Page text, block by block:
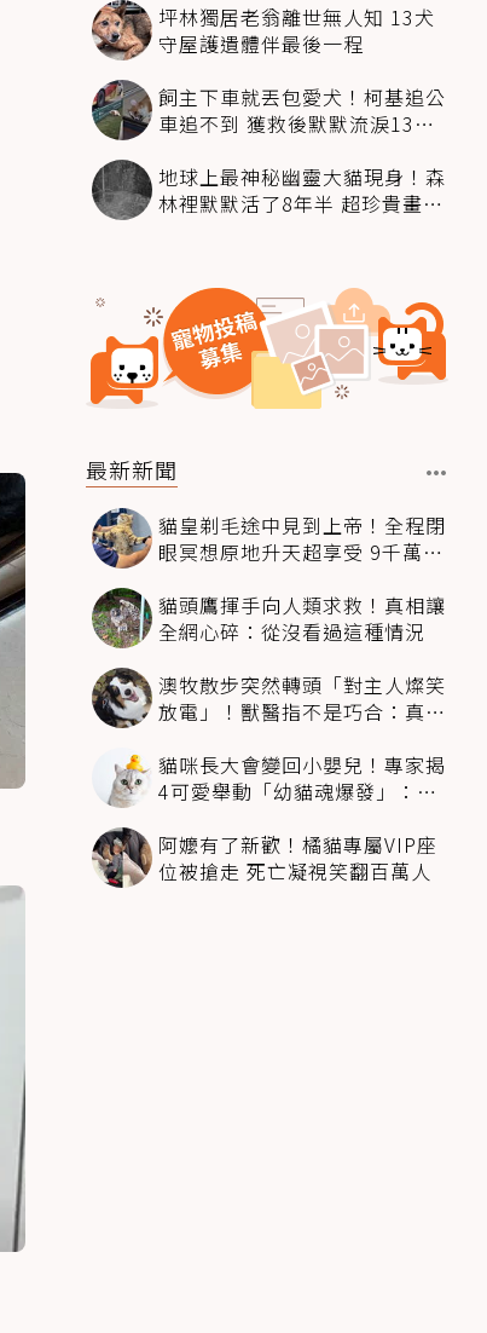
坪林獨居老翁離世無人知 13犬
守屋護遺體伴最後一程
飼主下車就丟包愛犬！柯基追公
車追不到 獲救後默默流淚13萬
地球上最神秘幽靈大貓現身！森
林裡默默活了8年半 超珍貴畫面
最新新聞
貓皇剃毛途中見到上帝！全程閉
眼冥想原地升天超享受 9千萬人
貓頭鷹揮手向人類求救！真相讓
全網心碎：從沒看過這種情況
澳牧散步突然轉頭「對主人燦笑
放電」！獸醫指不是巧合：真相
貓咪長大會變回小嬰兒！專家揭
4可愛舉動「幼貓魂爆發」：本
阿嬤有了新歡！橘貓專屬VIP座
位被搶走 死亡凝視笑翻百萬人